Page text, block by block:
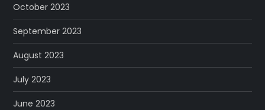
October 2023
September 2023
August 2023
July 2023
June 2023